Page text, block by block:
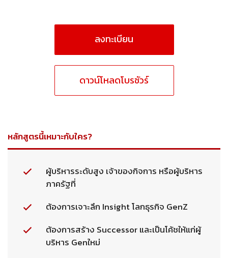
ลงทะเบียน
ดาวน์โหลดโบรชัวร์
หลักสูตรนี้เหมาะกับใคร?
ผู้บริหารระดับสูง เจ้าของกิจการ หรือผู้บริหาร
ภาครัฐที่
ต้องการเจาะลึก Insight โลกธุรกิจ GenZ
ต้องการสร้าง Successor และเป็นโค้ชให้แก่ผู้
บริหาร Genใหม่